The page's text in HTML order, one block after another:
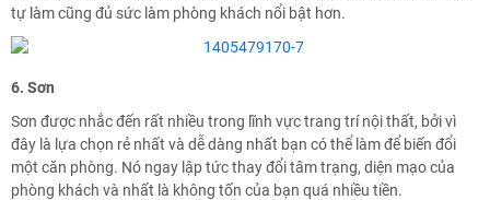
tự làm cũng đủ sức làm phòng khách nổi bật hơn.
6. Sơn
Sơn được nhắc đến rất nhiều trong lĩnh vực trang trí nội thất, bởi vì
đây là lựa chọn rẻ nhất và dễ dàng nhất bạn có thể làm để biến đổi
một căn phòng. Nó ngay lập tức thay đổi tâm trạng, diện mạo của
phòng khách và nhất là không tốn của bạn quá nhiều tiền.